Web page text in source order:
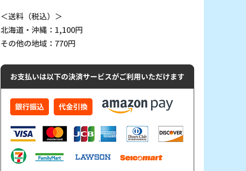
＜送料（税込）＞
北海道・沖縄：1,100円
その他の地域：770円